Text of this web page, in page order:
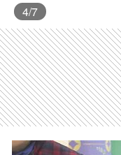
4/7